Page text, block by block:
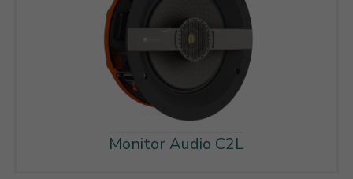
Monitor Audio C2L